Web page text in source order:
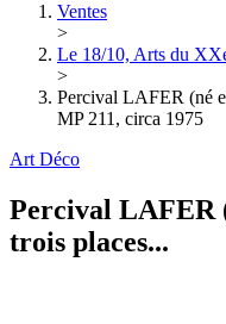
Ventes
>
Le 18/10, Arts du
>
Percival LAFER (né
MP 211, circa 1975
Art Déco
Percival LAFER
trois places...